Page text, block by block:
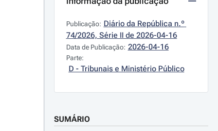
Publicação: Diário da República n.º
74/2026, Série II de 2026-04-16
Data de Publicação: 2026-04-16
Parte:
D - Tribunais e Ministério Público
SUMÁRIO